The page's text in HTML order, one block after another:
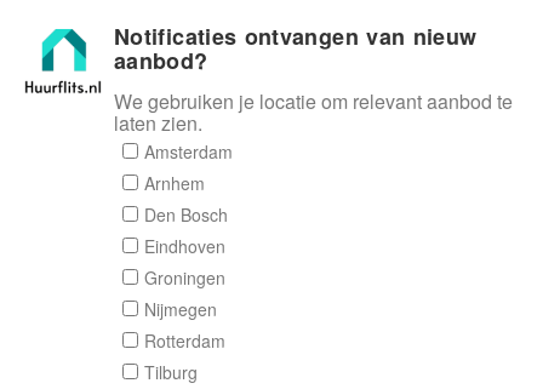
Huurflits
Notificaties ontvangen van nieuw
aanbod?
We gebruiken je locatie om relevant aanbod te
laten zien.
Amsterdam
Arnhem
Den Bosch
Eindhoven
Groningen
Nijmegen
Rotterdam
Tilburg